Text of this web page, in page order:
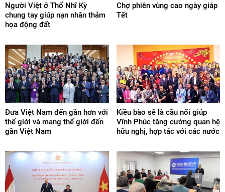
Người Việt ở Thổ Nhĩ Kỳ
chung tay giúp nạn nhân thảm
họa động đất
Chợ phiên vùng cao ngày giáp
Tết
Đưa Việt Nam đến gần hơn với
thế giới và mang thế giới đến
gần Việt Nam
Kiều bào sẽ là cầu nối giúp
Vĩnh Phúc tăng cường quan hệ
hữu nghị, hợp tác với các nước